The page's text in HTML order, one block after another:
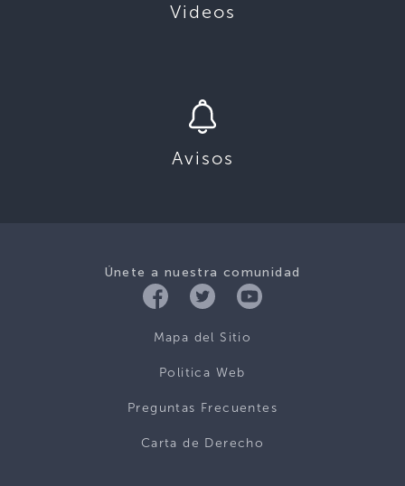
Videos
Avisos
Únete a nuestra comunidad
Mapa del Sitio
Politica Web
Preguntas Frecuentes
Carta de Derecho